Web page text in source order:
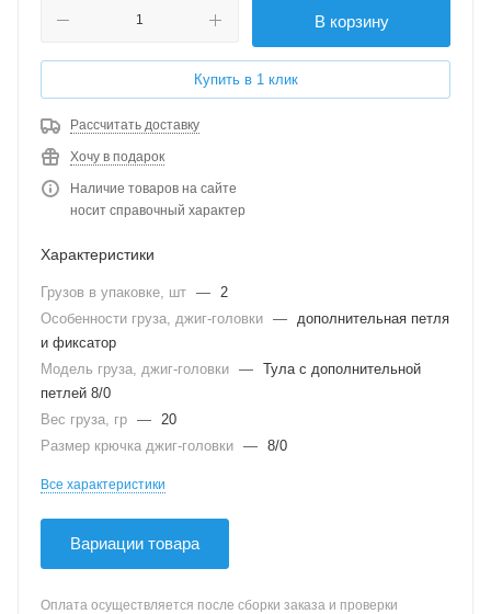
В корзину
Купить в 1 клик
Рассчитать доставку
Хочу в подарок
Наличие товаров на сайте
носит справочный характер
Характеристики
Грузов в упаковке, шт — 2
Особенности груза, джиг-головки — дополнительная петля
и фиксатор
Модель груза, джиг-головки — Тула с дополнительной
петлей 8/0
Вес груза, гр — 20
Размер крючка джиг-головки — 8/0
Все характеристики
Вариации товара
Оплата осуществляется после сборки заказа и проверки